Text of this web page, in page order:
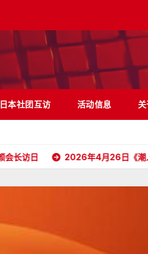
日本社团互访 活动信息
2026年4月26日《潮人》杂志顺利